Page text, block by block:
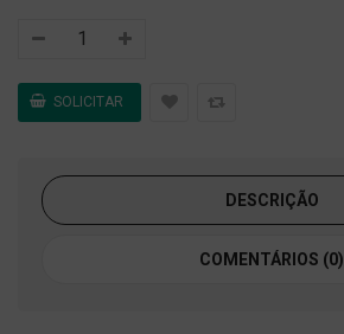
DESCRIÇÃO
COMENTÁRIOS (0)